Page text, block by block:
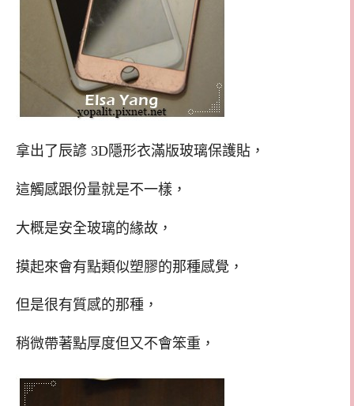
拿出了辰諺 3D隱形衣滿版玻璃保護貼，
這觸感跟份量就是不一樣，
大概是安全玻璃的緣故，
摸起來會有點類似塑膠的那種感覺，
但是很有質感的那種，
稍微帶著點厚度但又不會笨重，